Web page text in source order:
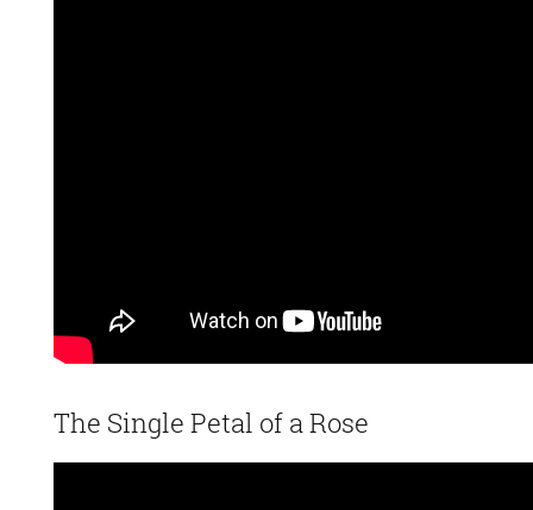
The Single Petal of a Rose